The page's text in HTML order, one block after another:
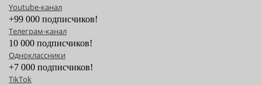
Youtube-канал
+99 000 подписчиков!
Телеграм-канал
10 000 подписчиков!
Одноклассники
+7 000 подписчиков!
TikTok